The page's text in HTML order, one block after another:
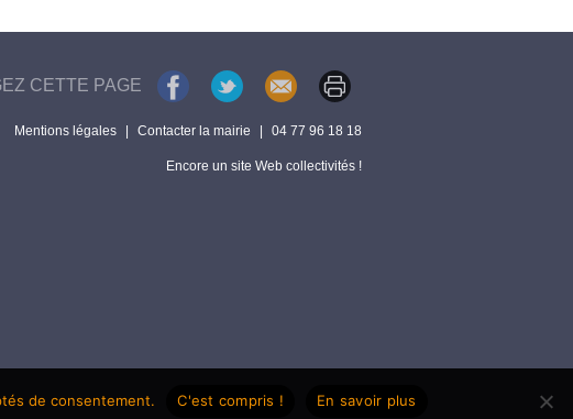
CETTE PAGE
Mentions légales Contacter la mairie 04 77 96 18 18
Encore un site Web collectivités !
de consentement. C'est compris ! En savoir plus